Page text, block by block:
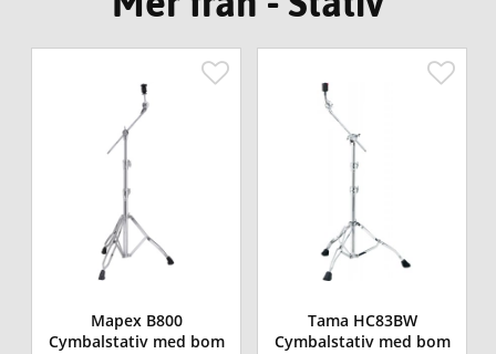
Mapex B800
Cymbalstativ med bom
Tama HC83BW
Cymbalstativ med bom